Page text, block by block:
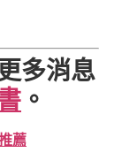
多消息
。
薦